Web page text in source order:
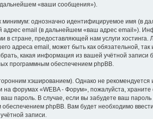
«ваши сообщения»).
минимум: однозначно идентифицируемое имя (в
email (в дальнейшем «ваш адрес email»).
стране, предоставляющей нам услуги
адреса email, может быть как обязательной,
какая информация из вашей учётной записи
программным обеспечением phpBB.
хэшированием). Однако не рекомендуется
на форумах «WEBA - Форум», пожалуйста,
пароль. В случае, если вы забудете ваш
phpBB. Вам будет необходимо
записи.